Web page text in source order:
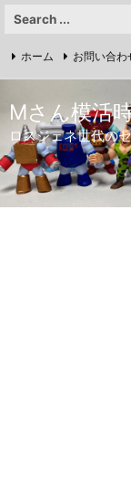
ホーム お問い合わ
Mさん模活
ロスジェネ世代の